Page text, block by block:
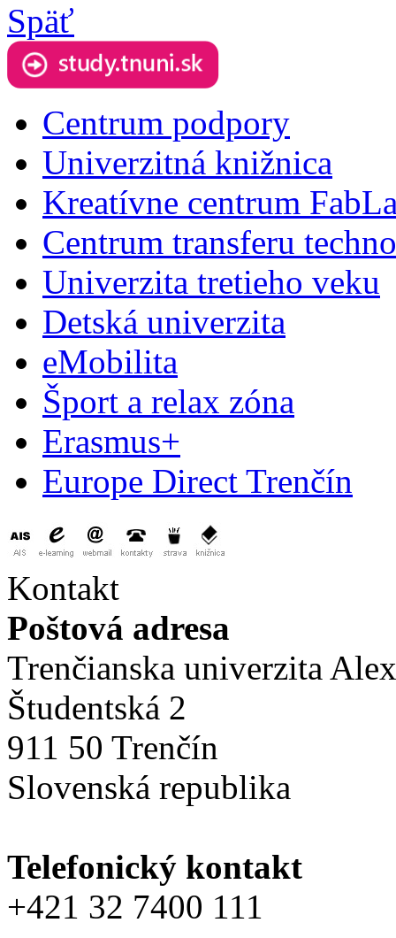
Späť
Centrum podpory
Univerzitná knižnica
Kreatívne centrum
Centrum transferu
Univerzita tretieho veku
Detská univerzita
eMobilita
Šport a relax zóna
Erasmus+
Europe Direct Trenčín
Kontakt
Poštová adresa
Trenčianska univerzita
Študentská 2
911 50 Trenčín
Slovenská republika
Telefonický kontakt
+421 32 7400 111